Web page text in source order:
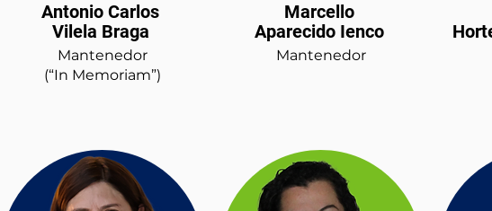
Antonio Carlos
Vilela Braga
Mantenedor
(“In Memoriam”)
Marcello
Aparecido Ienco
Mantenedor